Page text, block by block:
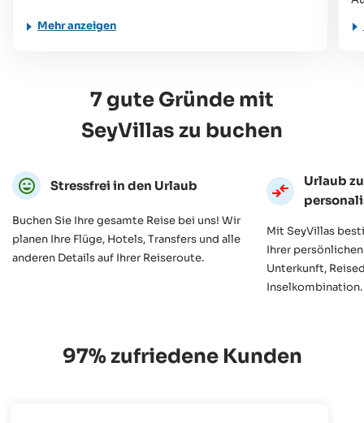
Mehr anzeigen
7 gute Gründe mit
SeyVillas zu buchen
Stressfrei in den Urlaub
Buchen Sie Ihre gesamte Reise bei uns! Wir
planen Ihre Flüge, Hotels, Transfers und alle
anderen Details auf Ihrer Reiseroute.
Urlaub
Mit SeyVillas
Ihrer
Unterkunft,
Inselkombination.
97% zufriedene Kunden